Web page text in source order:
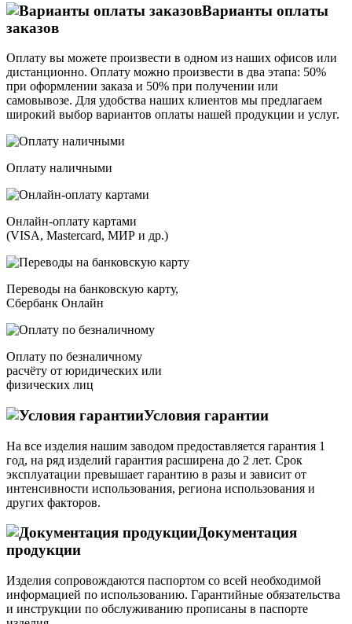
Варианты оплаты
заказов
Оплату вы можете произвести в одном из наших офисов или
дистанционно. Оплату можно произвести в два этапа: 50%
при оформлении заказа и 50% при получении или
самовывозе. Для удобства наших клиентов мы предлагаем
широкий выбор вариантов оплаты нашей продукции и услуг.
Оплату наличными
Онлайн-оплату картами
(VISA, Mastercard, МИР и др.)
Переводы на банковскую карту,
Сбербанк Онлайн
Оплату по безналичному
расчёту от юридических или
физических лиц
Условия гарантии
На все изделия нашим заводом предоставляется гарантия 1
год, на ряд изделий гарантия расширена до 2 лет. Срок
эксплуатации превышает гарантию в разы и зависит от
интенсивности использования, региона использования и
других факторов.
Документация
продукции
Изделия сопровождаются паспортом со всей необходимой
информацией по использованию. Гарантийные обязательства
и инструкции по обслуживанию прописаны в паспорте